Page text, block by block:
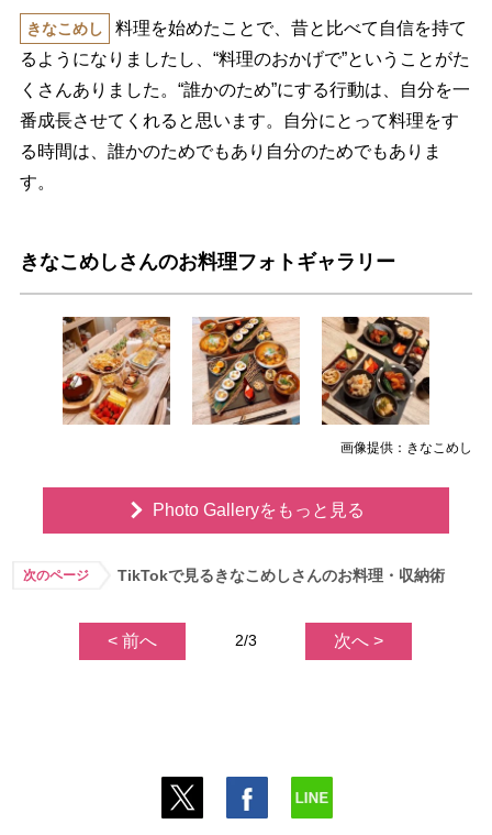
きなこめし
料理を始めたことで、昔と比べて自信を持て
るようになりましたし、“料理のおかげで”ということがた
くさんありました。“誰かのため”にする行動は、自分を一
番成長させてくれると思います。自分にとって料理をす
る時間は、誰かのためでもあり自分のためでもありま
す。
きなこめしさんのお料理フォトギャラリー
画像提供：きなこめし
Photo Galleryをもっと見る
次のページ TikTokで見るきなこめしさんのお料理・収納術
< 前へ 2/3 次へ >